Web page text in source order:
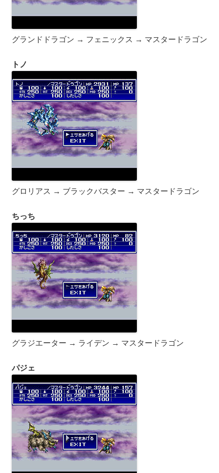
グランドドラゴン → フェニックス → マスタードラゴン
トノ
グロリアス → ブラックバスター → マスタードラゴン
ちっち
グラジエーター → ライデン → マスタードラゴン
パジェ